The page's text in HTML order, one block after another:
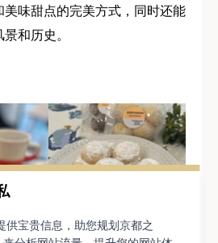
供宝贵信息，助您规划京都之
味甜点的完美方式，同时还能
和历史。